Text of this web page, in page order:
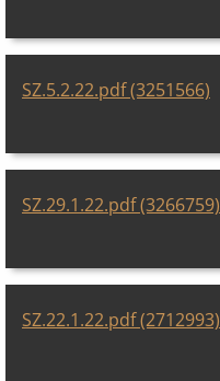
SZ.5.2.22.pdf (3251566)
SZ.29.1.22.pdf (3266759)
SZ.22.1.22.pdf (2712993)